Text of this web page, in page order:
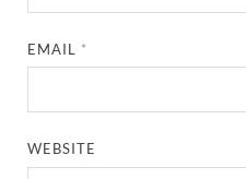
EMAIL *
WEBSITE